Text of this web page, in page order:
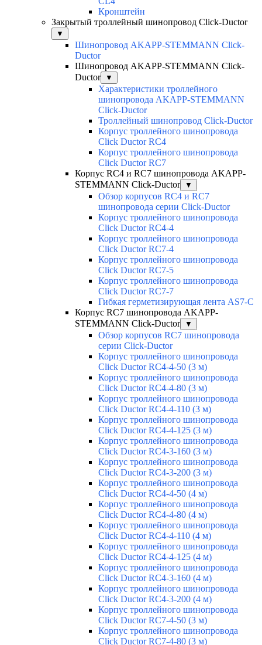
Кронштейн
Закрытый троллейный шинопровод Click-Ductor
▼
Шинопровод AKAPP-STEMMANN Click-
Ductor
Шинопровод AKAPP-STEMMANN Click-
Ductor
▼
Характеристики троллейного
шинопровода AKAPP-STEMMANN
Click-Ductor
Троллейный шинопровод Click-Ductor
Корпус троллейного шинопровода
Click Ductor RC4
Корпус троллейного шинопровода
Click Ductor RC7
Корпус RC4 и RC7 шинопровода AKAPP-
STEMMANN Click-Ductor
▼
Обзор корпусов RC4 и RC7
шинопровода серии Click-Ductor
Корпус троллейного шинопровода
Click Ductor RC4-4
Корпус троллейного шинопровода
Click Ductor RC7-4
Корпус троллейного шинопровода
Click Ductor RC7-5
Корпус троллейного шинопровода
Click Ductor RC7-7
Гибкая герметизирующая лента AS7-C
Корпус RC7 шинопровода AKAPP-
STEMMANN Click-Ductor
▼
Обзор корпусов RC7 шинопровода
серии Click-Ductor
Корпус троллейного шинопровода
Click Ductor RC4-4-50 (3 м)
Корпус троллейного шинопровода
Click Ductor RC4-4-80 (3 м)
Корпус троллейного шинопровода
Click Ductor RC4-4-110 (3 м)
Корпус троллейного шинопровода
Click Ductor RC4-4-125 (3 м)
Корпус троллейного шинопровода
Click Ductor RC4-3-160 (3 м)
Корпус троллейного шинопровода
Click Ductor RC4-3-200 (3 м)
Корпус троллейного шинопровода
Click Ductor RC4-4-50 (4 м)
Корпус троллейного шинопровода
Click Ductor RC4-4-80 (4 м)
Корпус троллейного шинопровода
Click Ductor RC4-4-110 (4 м)
Корпус троллейного шинопровода
Click Ductor RC4-4-125 (4 м)
Корпус троллейного шинопровода
Click Ductor RC4-3-160 (4 м)
Корпус троллейного шинопровода
Click Ductor RC4-3-200 (4 м)
Корпус троллейного шинопровода
Click Ductor RC7-4-50 (3 м)
Корпус троллейного шинопровода
Click Ductor RC7-4-80 (3 м)